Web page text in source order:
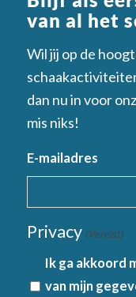
van al het
Wil jij op de
dan nu in voor
mis niks!
E-mailadres
Privacy (Vereist)
Ik ga akkoord
van mijn